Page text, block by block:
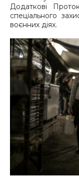
Додаткові
спеціального
воєнних діях.